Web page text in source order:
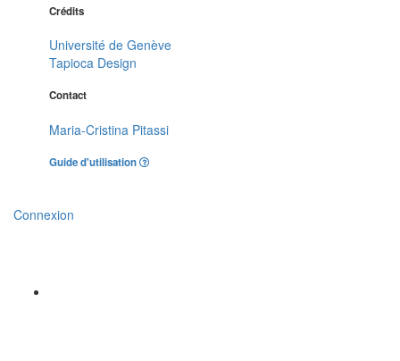
Crédits
Université de Genève
Tapioca Design
Contact
Maria-Cristina Pitassi
Guide d'utilisation
Connexion